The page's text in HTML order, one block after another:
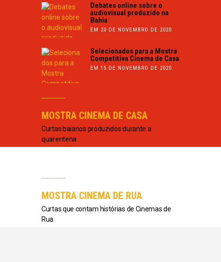
Debates online sobre o
audiovisual produzido na
Bahia
EM 20 DE NOVEMBRO DE 2020
Selecionados para a Mostra
Competitiva Cinema de Casa
EM 15 DE NOVEMBRO DE 2020
MOSTRA CINEMA DE CASA
Curtas baianos produzidos durante a
quarentena
MOSTRA CINEMA DE RUA
Curtas que contam histórias de Cinemas de
Rua